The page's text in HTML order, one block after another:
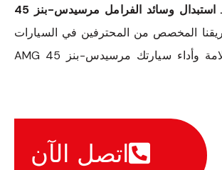
استبدال وسائد الفرامل مرسيدس-بنز 45
المخصص من المحترفين في السيارات
ملتزم بضمان سلامة وأداء سيارتك مرسيدس-بنز 45 AMG
اتصل الآن